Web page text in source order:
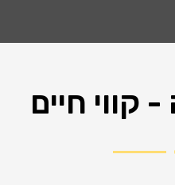
קווי חיים